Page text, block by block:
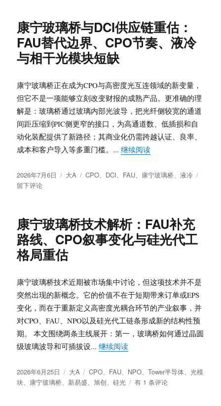
扩
张
型
格
局
与
玻
基
封
装
重
估：
玻
璃
光
导、
及
CPO
合
产
链
康宁玻璃桥与DCI供应链重估：
FAU替代边界、CPO节奏、液冷
与相干光模块短缺
康宁玻璃桥正在成为CPO与高密度光互连领域的新变量，
但它不是一项能够立刻改变财报的成熟产品。更准确的理
解是：玻璃桥通过玻璃内部光波导，把光纤侧较宽的通道
间距压缩到PIC侧更窄的接口，为高通道数、低插损和自
动化装配提供了新路径；其商业化仍需跨越认证、良率、
成本和客户导入等多重门槛。...继续阅读“康宁玻璃桥与DCI
发
布
2026年7月6日
分
大A
标
CPO、 DCI、 FAU、 康宁玻璃桥、液冷
FAU
代
边
节
留下评论
康宁玻璃桥技术解析：FAU补充
路线、CPO叙事变化与硅光代工
格局重估
康宁玻璃桥技术近期被市场集中讨论，但这项技术并不是
突然出现的新概念。它的价值不在于短期带来订单或EPS
变化，而在于重新定义高密度光耦合环节的产业叙事，并
对CPO、FAU、NPO以及硅光代工链条形成新的结构性预
期。 本文围绕两条主线展开：第一，玻璃桥如何通过晶圆
级玻璃波导和可插拔设...继续阅读“康宁玻璃桥技术解析：
发
布
2026年6月25日
分
类
大A
标
签
CPO、 FAU、 NPO、Tower半导体、光模
块、 康宁玻璃桥、 新易盛、 旭创、硅光
康
有 1 条评论